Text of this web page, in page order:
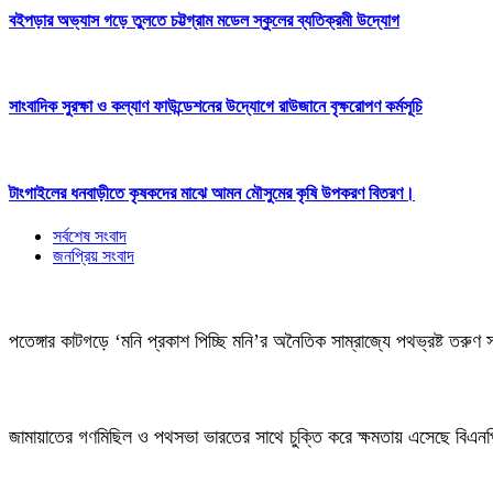
বইপড়ার অভ্যাস গড়ে তুলতে চট্টগ্রাম মডেল স্কুলের ব্যতিক্রমী উদ্যোগ
সাংবাদিক সুরক্ষা ও কল্যাণ ফাউন্ডেশনের উদ্যোগে রাউজানে বৃক্ষরোপণ কর্মসূচি
টাংগাইলের ধনবাড়ীতে কৃষকদের মাঝে আমন মৌসুমের কৃষি উপকরণ বিতরণ।
সর্বশেষ সংবাদ
জনপ্রিয় সংবাদ
পতেঙ্গার কাটগড়ে ‘মনি প্রকাশ পিচ্ছি মনি’র অনৈতিক সাম্রাজ্যে পথভ্রষ্ট তরুণ
জামায়াতের গণমিছিল ও পথসভা ভারতের সাথে চুক্তি করে ক্ষমতায় এসেছে